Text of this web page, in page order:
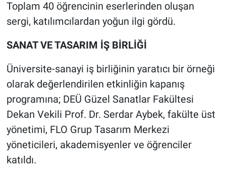
Toplam 40 öğrencinin eserlerinden oluşan
sergi, katılımcılardan yoğun ilgi gördü.
SANAT VE TASARIM İŞ BİRLİĞİ
Üniversite-sanayi iş birliğinin yaratıcı bir örneği
olarak değerlendirilen etkinliğin kapanış
programına; DEÜ Güzel Sanatlar Fakültesi
Dekan Vekili Prof. Dr. Serdar Aybek, fakülte üst
yönetimi, FLO Grup Tasarım Merkezi
yöneticileri, akademisyenler ve öğrenciler
katıldı.